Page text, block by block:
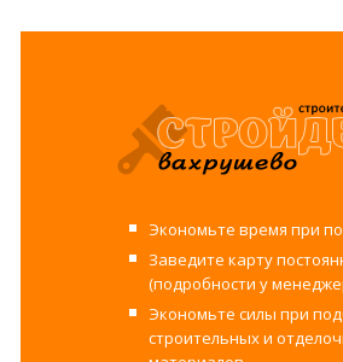
Экономьте время при
Заведите карту
(подробности у
Экономьте силы при
строительных и